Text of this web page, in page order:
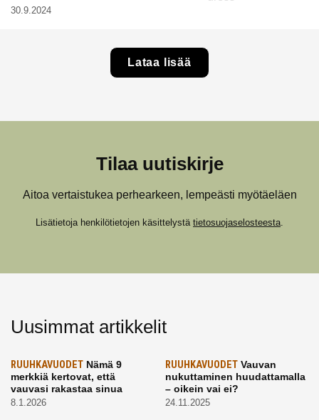
30.9.2024
Lataa lisää
Tilaa uutiskirje
Aitoa vertaistukea perhearkeen, lempeästi myötäeläen
Lisätietoja henkilötietojen käsittelystä tietosuojaselosteesta
Uusimmat artikkelit
RUUHKAVUODET Nämä 9
merkkiä kertovat, että
vauvasi rakastaa sinua
8.1.2026
RUUHKAVUODETVauvan
nukuttaminen huudattamalla
– oikein vai ei?
24.11.2025